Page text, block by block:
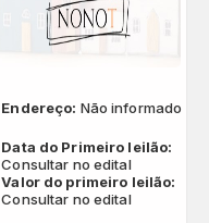
Endereço: Não informado
Data do Primeiro leilão:
Consultar no edital
Valor do primeiro leilão:
Consultar no edital